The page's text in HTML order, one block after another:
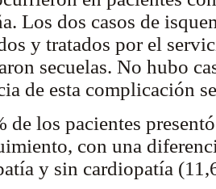
Los dos casos de
y tratados por el
secuelas. No hubo
de esta complicación
de los pacientes
con una
y sin cardiopatía